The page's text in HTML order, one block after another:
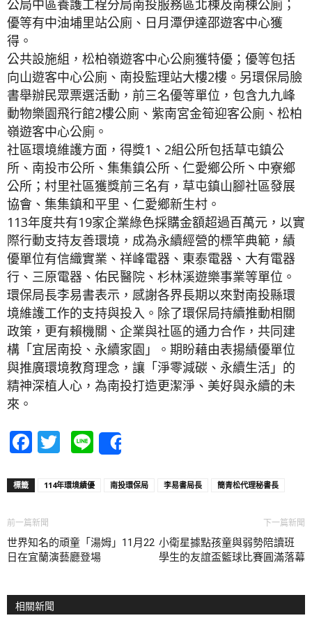
公局中區養護工程分局南投服務區北棟及南棟公廁；
優等有中油埔里站公廁、日月潭伊達邵遊客中心獲
得。
公共設施組，松柏嶺遊客中心公廁獲特優；優等包括
向山遊客中心公廁、南投監理站大樓2樓。另環保局臉
書舉辦民眾票選活動，前三名優等單位，包含九九峰
動物樂園飛行館2樓公廁、紫南宮金筍迎客公廁、松柏
嶺遊客中心公廁。
社區環境維護方面，得獎1、2組公所包括草屯鎮公
所、南投市公所、集集鎮公所、仁愛鄉公所丶中寮鄉
公所；村里社區獲獎前三名有，草屯鎮山腳社區發展
協會、集集鎮和平里、仁愛鄉新生村。
113年度共有19家企業綠色採購金額超過百萬元，以實
際行動支持友善環境，成為永續經營的標竿典範，績
優單位有信織實業、祥峰電器、東泰電器、大有電器
行、三原電器、佑民醫院、杉林溪遊樂事業等單位。
環保局長李易書表示，感謝各界長期以來對南投縣環
境維護工作的支持與投入。除了環保局持續推動相關
政策，更有賴機關、企業與社區的通力合作，共同建
構「宜居南投、永續家園」。期盼藉由表揚績優單位
與推廣環境教育理念，讓「淨零減碳、永續生活」的
精神深植人心，為南投打造更潔淨、美好與永續的未
來。
Facebook
Twitter
Line
標籤 114年環境績優 南投環保局 李易書局長 簡青松代理秘書長
前一篇新聞
世界知名的頑童「湯姆」11月22
日在宜蘭演藝廳登場
下一篇新聞
小衛星據點孩童與弱勢陪讀班
學生的友誼盃籃球比賽圓滿落幕
相關新聞